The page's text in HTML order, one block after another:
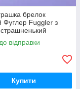
брелок
Фуглер Fuggler з
Фаглер
відправки
Купити